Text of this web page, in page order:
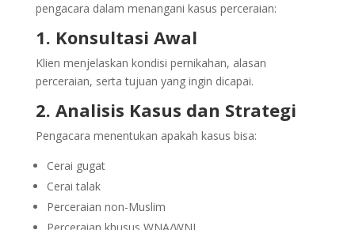
pengacara dalam menangani kasus perceraian:
1. Konsultasi Awal
Klien menjelaskan kondisi pernikahan, alasan
perceraian, serta tujuan yang ingin dicapai.
2. Analisis Kasus dan Strategi
Pengacara menentukan apakah kasus bisa:
Cerai gugat
Cerai talak
Perceraian non-Muslim